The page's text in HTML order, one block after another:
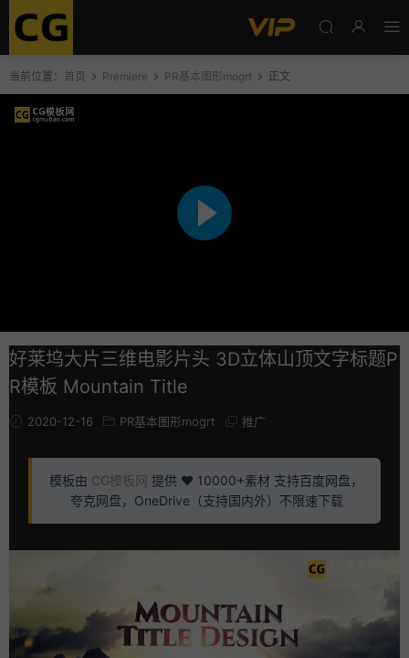
当前位置： 首页 Premiere PR基本图形mogrt 正文
好莱坞大片三维电影片头 3D立体山顶文字标题P
R模板 Mountain Title
2020-12-16 PR基本图形mogrt 推广
模板由 CG模板网 提供 ❤️ 10000+素材 支持百度网盘，
夸克网盘，OneDrive（支持国内外）不限速下载